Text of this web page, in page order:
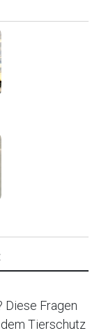
Diese Fragen
Tierschutz